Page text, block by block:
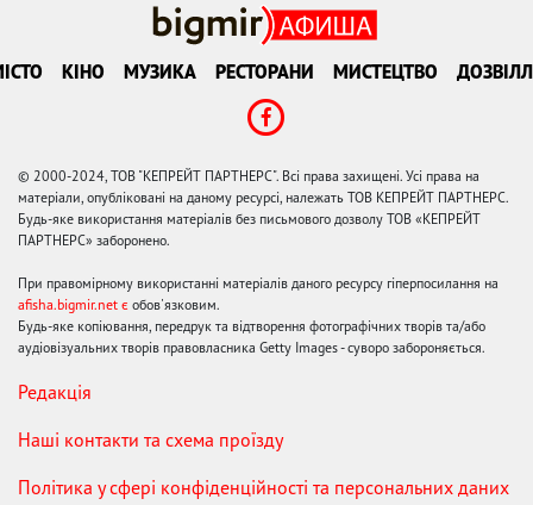
КІНО МУЗИКА РЕСТОРАНИ МИСТЕЦТВО
© 2000-2024, ТОВ "КЕПРЕЙТ ПАРТНЕРС". Всі права захищені. Усі права на
матеріали, опубліковані на даному ресурсі, належать ТОВ КЕПРЕЙТ ПАРТНЕРС.
Будь-яке використання матеріалів без письмового дозволу ТОВ «КЕПРЕЙТ
ПАРТНЕРС» заборонено.
При правомірному використанні матеріалів даного ресурсу гіперпосилання на
afisha.bigmir.net є обов'язковим.
Будь-яке копіювання, передрук та відтворення фотографічних творів та/або
аудіовізуальних творів правовласника Getty Images - суворо забороняється.
Редакція
Наші контакти та схема проїзду
Політика у сфері конфіденційності та персональних даних